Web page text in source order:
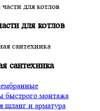
для котлов
для котлов
сантехника
сантехника
быстрого монтажа
шланг и арматура